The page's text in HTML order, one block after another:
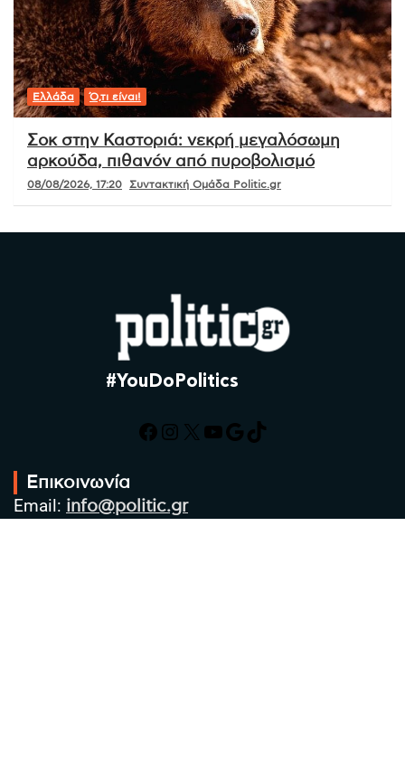
Ελλάδα Ό,τι είναι!
Σοκ στην Καστοριά: νεκρή μεγαλόσωμη
αρκούδα, πιθανόν από πυροβολισμό
08/08/2026, 17:20 Συντακτική Ομάδα Politic.gr
#YouDoPolitics
Facebook
Instagram
X YouTube
Google
TikTok
Επικοινωνία
Email: info@politic.gr